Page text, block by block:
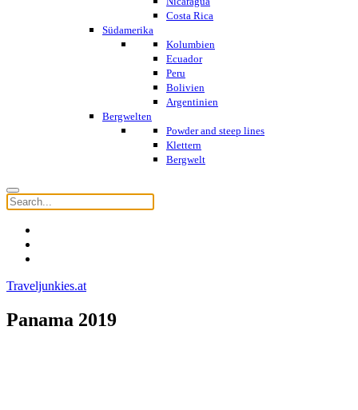
Costa Rica
Südamerika
Kolumbien
Ecuador
Peru
Bolivien
Argentinien
Bergwelten
Powder and steep lines
Klettern
Bergwelt
Traveljunkies.at
Panama 2019